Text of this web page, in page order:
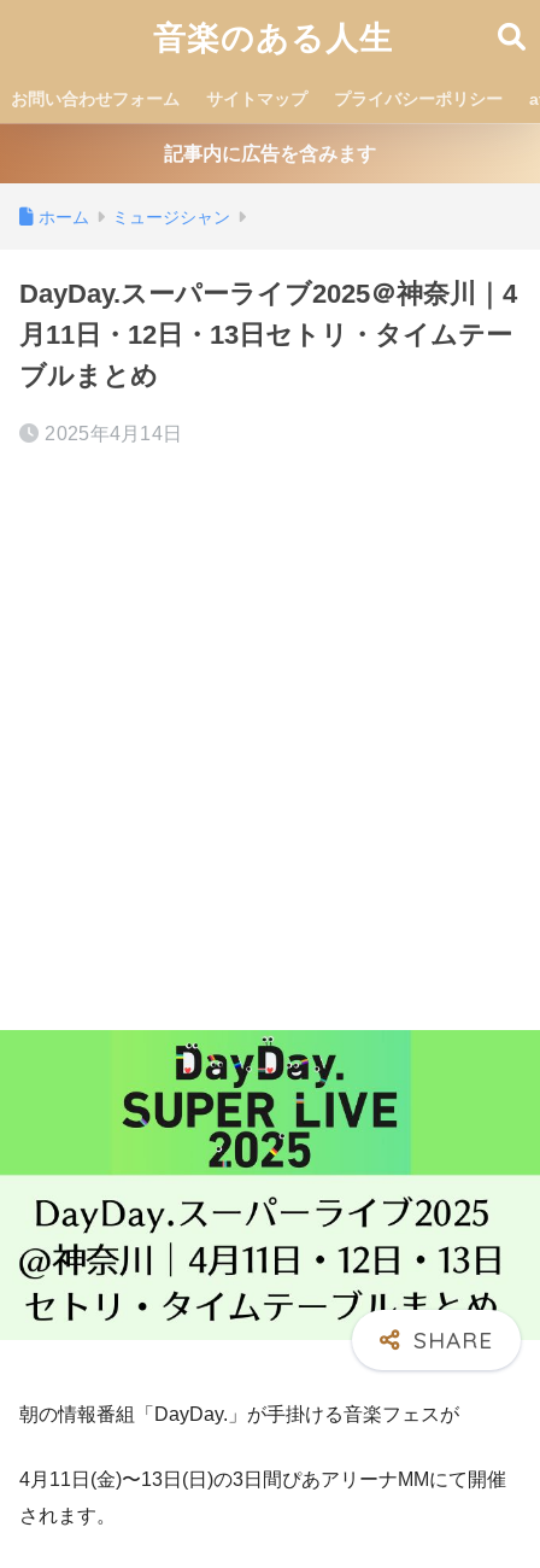
音楽のある人生
お問い合わせフォーム サイトマップ プライバシーポリシー
記事内に広告を含みます
ホーム ミュージシャン
DayDay.スーパーライブ2025＠神奈川｜4
月11日・12日・13日セトリ・タイムテー
ブルまとめ
2025年4月14日
朝の情報番組「DayDay.」が手掛ける音楽フェスが
4月11日(金)〜13日(日)の3日間ぴあアリーナMMにて開催
されます。